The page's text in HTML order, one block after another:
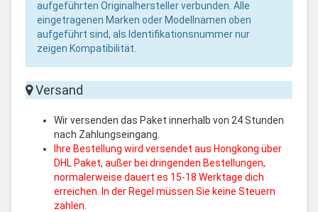
aufgeführten Originalhersteller verbunden. Alle
eingetragenen Marken oder Modellnamen oben
aufgeführt sind, als Identifikationsnummer nur
zeigen Kompatibilität.
Versand
Wir versenden das Paket innerhalb von 24 Stunden
nach Zahlungseingang.
Ihre Bestellung wird versendet aus Hongkong über
DHL Paket, außer bei dringenden Bestellungen,
normalerweise dauert es 15-18 Werktage dich
erreichen. In der Regel müssen Sie keine Steuern
zahlen.